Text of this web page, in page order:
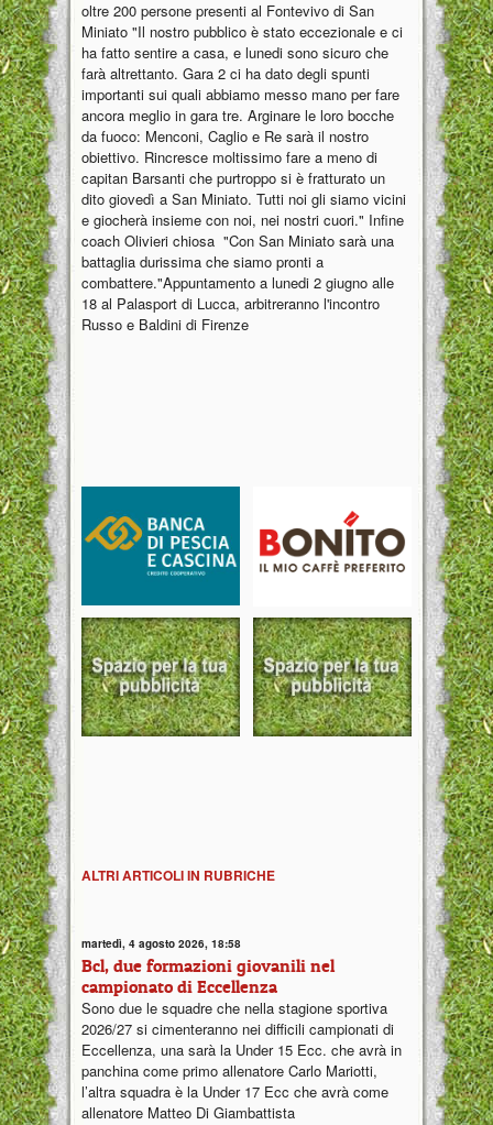
oltre 200 persone presenti al Fontevivo di San
Miniato "Il nostro pubblico è stato eccezionale e ci
ha fatto sentire a casa, e lunedi sono sicuro che
farà altrettanto. Gara 2 ci ha dato degli spunti
importanti sui quali abbiamo messo mano per fare
ancora meglio in gara tre. Arginare le loro bocche
da fuoco: Menconi, Caglio e Re sarà il nostro
obiettivo. Rincresce moltissimo fare a meno di
capitan Barsanti che purtroppo si è fratturato un
dito giovedì a San Miniato. Tutti noi gli siamo vicini
e giocherà insieme con noi, nei nostri cuori." Infine
coach Olivieri chiosa "Con San Miniato sarà una
battaglia durissima che siamo pronti a
combattere."Appuntamento a lunedi 2 giugno alle
18 al Palasport di Lucca, arbitreranno l'incontro
Russo e Baldini di Firenze
ALTRI ARTICOLI IN RUBRICHE
martedì, 4 agosto 2026, 18:58
Bcl, due formazioni giovanili nel
campionato di Eccellenza
Sono due le squadre che nella stagione sportiva
2026/27 si cimenteranno nei difficili campionati di
Eccellenza, una sarà la Under 15 Ecc. che avrà in
panchina come primo allenatore Carlo Mariotti,
l’altra squadra è la Under 17 Ecc che avrà come
allenatore Matteo Di Giambattista